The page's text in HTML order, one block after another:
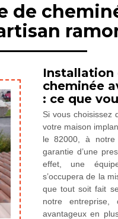
de
Installation
cheminée
: ce que
Si vous choisissez
votre maison
le 82000, à notre
garantie d’une
effet, une
s’occupera de la
que tout soit fait
notre entreprise,
avantageux en